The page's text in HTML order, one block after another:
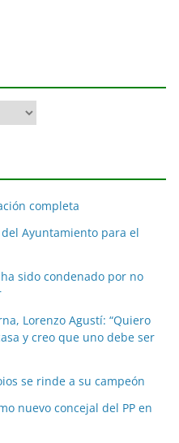
completa
Ayuntamiento para el
sido condenado por no
Lorenzo Agustí: “Quiero
y creo que uno debe ser
se rinde a su campeón
nuevo concejal del PP en